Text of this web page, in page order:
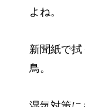
よね。
新聞紙で
鳥。